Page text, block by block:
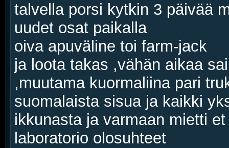
talvella porsi kytkin 3 päivää
uudet osat paikalla
oiva apuväline toi farm-jack
ja loota takas ,vähän aikaa
,muutama kuormaliina pari
suomalaista sisua ja kaikki
ikkunasta ja varmaan mietti
laboratorio olosuhteet